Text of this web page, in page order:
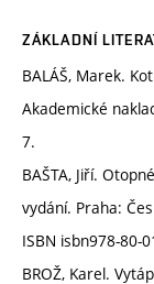
ZÁKLADNÍ
BALÁŠ, Marek.
Akademické
7.
BAŠTA, Jiří.
vydání. Praha:
ISBN isbn978-80-
BROŽ, Karel.